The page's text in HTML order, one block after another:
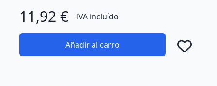
11,92 € IVA incluído
Añadir al carro